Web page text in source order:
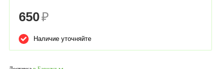
650₽
Наличие уточняйте